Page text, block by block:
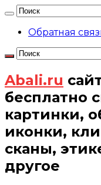
Обратная
Abali.ru
бесплатно
картинки,
иконки,
сканы,
другое